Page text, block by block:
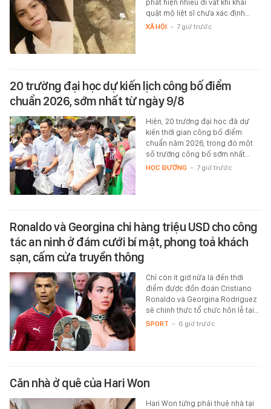
phát hiện nhiều di vật khi khai
quật mộ liệt sĩ chưa xác định…
XÃ HỘI - 7 giờ trước
20 trường đại học dự kiến lịch công bố điểm
chuẩn 2026, sớm nhất từ ngày 9/8
Hiện, 20 trường đại học đã dự
kiến thời gian công bố điểm
chuẩn năm 2026, trong đó một
số trường công bố sớm nhất…
HỌC ĐƯỜNG - 7 giờ trước
Ronaldo và Georgina chi hàng triệu USD cho công
tác an ninh ở đám cưới bí mật, phong toả khách
sạn, cấm cửa truyền thông
Chỉ còn ít giờ nữa là đến thời
điểm được đồn đoán Cristiano
Ronaldo và Georgina Rodriguez
sẽ chính thức tổ chức hôn lễ tại…
SPORT - 6 giờ trước
Căn nhà ở quê của Hari Won
Hari Won từng phải thuê nhà tại